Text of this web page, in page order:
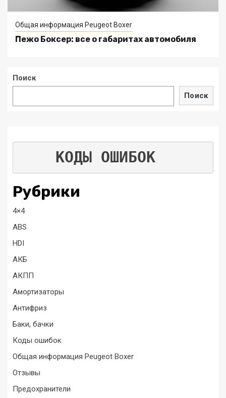
Общая информация Peugeot Boxer
Пежо Боксер: все о габаритах автомобиля
Поиск
Поиск
КОДЫ ОШИБОК
Рубрики
4×4
ABS
HDI
АКБ
АКПП
Амортизаторы
Антифриз
Баки, бачки
Коды ошибок
Общая информация Peugeot Boxer
Отзывы
Предохранители